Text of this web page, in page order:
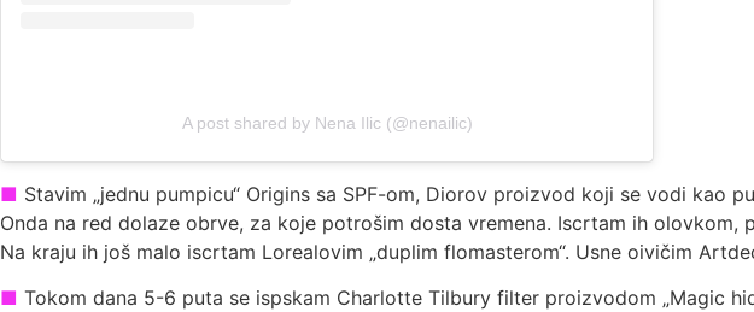
A post shared by Nena Ilic (@nenailic)
■ Stavim „jednu pumpicu“ Origins sa SPF-om, Diorov proizvod koji se vodi kao
Onda na red dolaze obrve, za koje potrošim dosta vremena. Iscrtam ih
Na kraju ih još malo iscrtam Lorealovim „duplim flomasterom“. Usne oivičim
■ Tokom dana 5-6 puta se ispskam Charlotte Tilbury filter proizvodom „Magic